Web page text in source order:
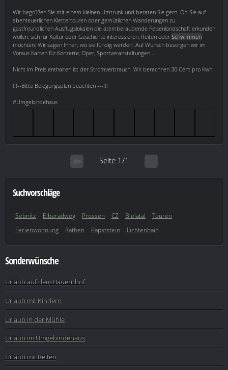
Wir begrüßen Sie mit einem kleinen Umtrunk und beraten Sie gern. Ob Sie auf
abenteuerlichen Klettertouren oder gemütlichen Wanderungen zu
gastfreundlichen Ausflugslokalen die atemberaubende Felsenlandschaft erkunden
wollen, sich für Kultur oder Geschichte interessieren, Reiten oder Schwimmen
möchten: Wir sagen Ihnen, wo sie fündig werden. Auf Wunsch besorgen wir im
Voraus Karten für Konzerte, Oper, Sportveranstaltungen...
Nicht im Preis enthalten ist der Stromverbrauch. Wir berechnen 30 Cent pro Kwh.
!!!--Bitte Belegungsplan beachten ---!!!
#Umgebindehaus
Seite 1/1
Suchvorschläge
Sebnitz Elberadweg Prossen CZ Bielatal
Touren
Ferienwohnung
Rathen Papststein Lichtenhain
Sonderwünsche
Urlaub auf dem Bauernhof
Urlaub mit Kindern
Urlaub in der Mühle
Urlaub im Umgebindehaus
Urlaub mit Reiten